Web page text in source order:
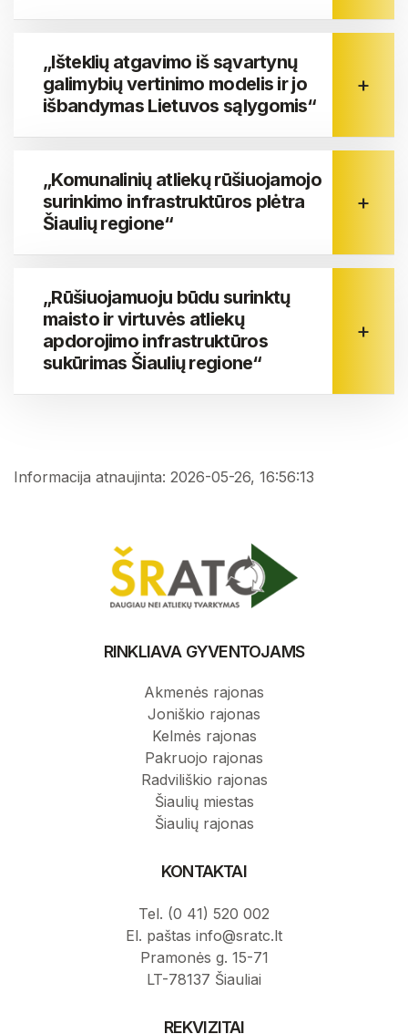
„Išteklių atgavimo iš sąvartynų
galimybių vertinimo modelis ir jo
išbandymas Lietuvos sąlygomis“
„Komunalinių atliekų rūšiuojamojo
surinkimo infrastruktūros plėtra
Šiaulių regione“
„Rūšiuojamuoju būdu surinktų
maisto ir virtuvės atliekų
apdorojimo infrastruktūros
sukūrimas Šiaulių regione“
Informacija atnaujinta: 2026-05-26, 16:56:13
RINKLIAVA GYVENTOJAMS
Akmenės rajonas
Joniškio rajonas
Kelmės rajonas
Pakruojo rajonas
Radviliškio rajonas
Šiaulių miestas
Šiaulių rajonas
KONTAKTAI
Tel. (0 41) 520 002
El. paštas info@sratc.lt
Pramonės g. 15-71
LT-78137 Šiauliai
REKVIZITAI